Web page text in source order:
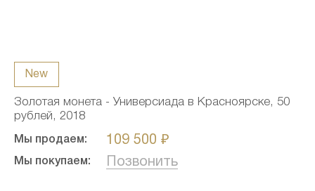
New
Золотая монета - Универсиада в Красноярске, 50
рублей, 2018
Мы продаем: 109 500 ₽
Мы покупаем: Позвонить